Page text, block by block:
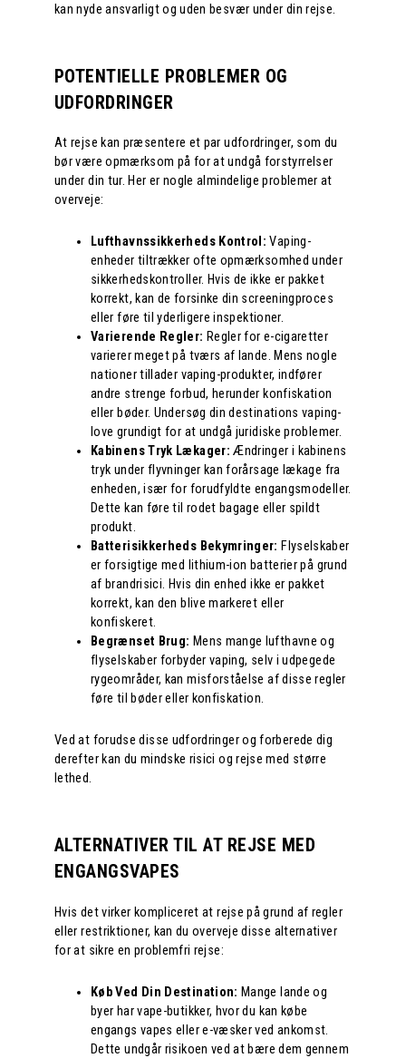
kan nyde ansvarligt og uden besvær under din rejse.
POTENTIELLE PROBLEMER OG
UDFORDRINGER
At rejse kan præsentere et par udfordringer, som du
bør være opmærksom på for at undgå forstyrrelser
under din tur. Her er nogle almindelige problemer at
overveje:
Lufthavnssikkerheds Kontrol:Vaping-
enheder tiltrækker ofte opmærksomhed under
sikkerhedskontroller. Hvis de ikke er pakket
korrekt, kan de forsinke din screeningproces
eller føre til yderligere inspektioner.
Varierende Regler: Regler for e-cigaretter
varierer meget på tværs af lande. Mens nogle
nationer tillader vaping-produkter, indfører
andre strenge forbud, herunder konfiskation
eller bøder. Undersøg din destinations vaping-
love grundigt for at undgå juridiske problemer.
Kabinens Tryk Lækager:Ændringer i kabinens
tryk under flyvninger kan forårsage lækage fra
enheden, især for forudfyldte engangsmodeller.
Dette kan føre til rodet bagage eller spildt
produkt.
Batterisikkerheds Bekymringer: Flyselskaber
er forsigtige med lithium-ion batterier på grund
af brandrisici. Hvis din enhed ikke er pakket
korrekt, kan den blive markeret eller
konfiskeret.
Begrænset Brug: Mens mange lufthavne og
flyselskaber forbyder vaping, selv i udpegede
rygeområder, kan misforståelse af disse regler
føre til bøder eller konfiskation.
Ved at forudse disse udfordringer og forberede dig
derefter kan du mindske risici og rejse med større
lethed.
ALTERNATIVER TIL AT REJSE MED
ENGANGSVAPES
Hvis det virker kompliceret at rejse på grund af regler
eller restriktioner, kan du overveje disse alternativer
for at sikre en problemfri rejse:
Køb Ved Din Destination: Mange lande og
byer har vape-butikker, hvor du kan købe
engangs vapes eller e-væsker ved ankomst.
Dette undgår risikoen ved at bære dem gennem